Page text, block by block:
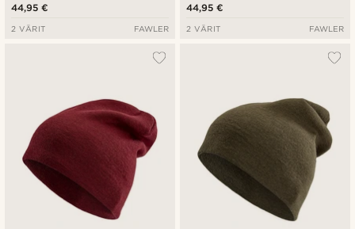
44,95 €
2 VÄRIT FAWLER
44,95 €
2 VÄRIT FAWLER